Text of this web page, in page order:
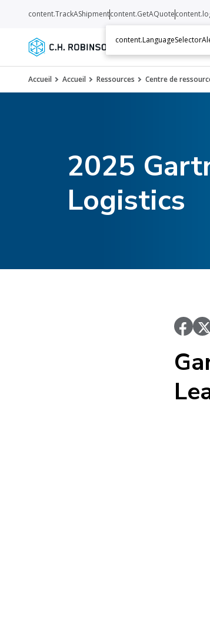
Services
content.TrackAShipmentcontent.GetAQuote
Accueil Accueil Ressources Centre de
2025
Logistics